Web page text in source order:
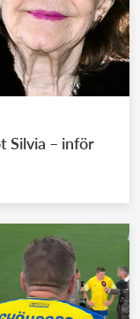
Silvia – inför